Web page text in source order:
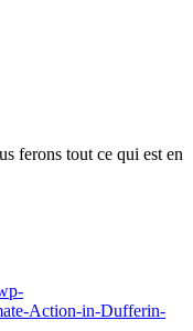
ferons tout ce qui est en
Action-in-Dufferin-